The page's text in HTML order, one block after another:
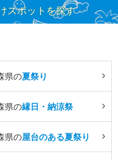
スポットを探す
県の夏祭り
県の縁日・納涼祭
県の屋台のある夏祭り